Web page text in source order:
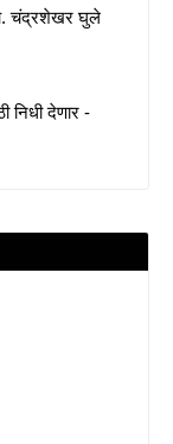
आ. चंद्रशेखर घुले
निधी देणार -